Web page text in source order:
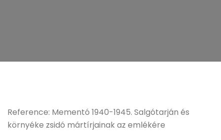
Reference: Mementó 1940-1945. Salgótarján és
környéke zsidó mártírjainak az emlékére